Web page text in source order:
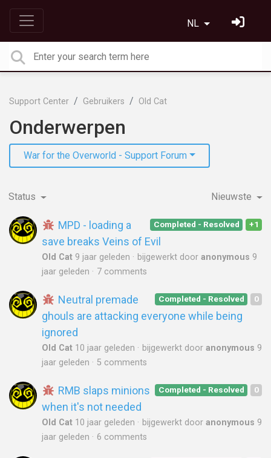
NL
Support Center Gebruikers Old Cat
Onderwerpen
War for the Overworld - Support Forum
Status Nieuwste
+1
Completed - Resolved
MPD - loading a
save breaks Veins of Evil
Old Cat 9 jaar geleden bijgewerkt door anonymous 9
jaar geleden
7 comments
0
Completed - Resolved
Neutral premade
ghouls are attacking everyone while being
ignored
Old Cat 10 jaar geleden bijgewerkt door anonymous 9
jaar geleden
5 comments
0
Completed - Resolved
RMB slaps minions
when it's not needed
Old Cat 10 jaar geleden bijgewerkt door anonymous 9
jaar geleden
6 comments